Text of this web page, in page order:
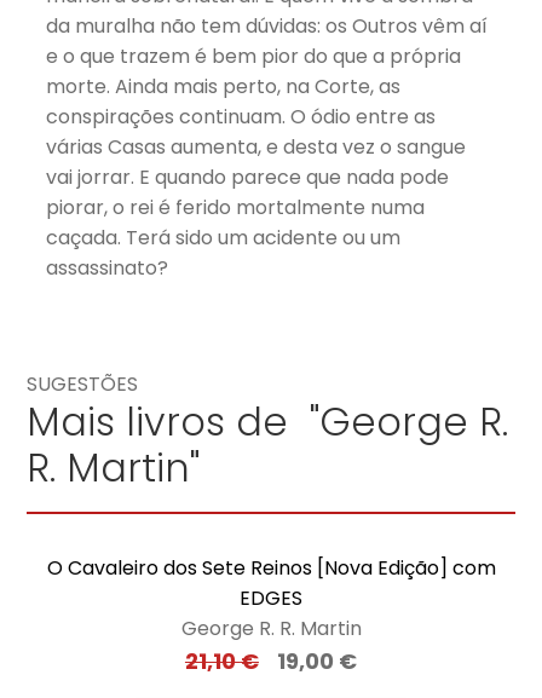
da muralha não tem dúvidas: os Outros vêm aí
e o que trazem é bem pior do que a própria
morte. Ainda mais perto, na Corte, as
conspirações continuam. O ódio entre as
várias Casas aumenta, e desta vez o sangue
vai jorrar. E quando parece que nada pode
piorar, o rei é ferido mortalmente numa
caçada. Terá sido um acidente ou um
assassinato?
SUGESTÕES
Mais livros de "George R.
R. Martin"
O Cavaleiro dos Sete Reinos [Nova Edição] com
EDGES
George R. R. Martin
21,10€ 19,00 €